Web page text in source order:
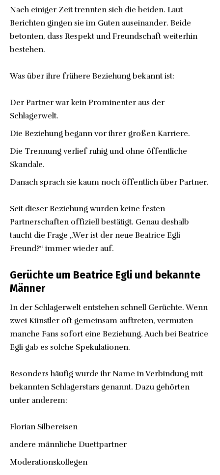
Nach einiger Zeit trennten sich die beiden. Laut
Berichten gingen sie im Guten auseinander. Beide
betonten, dass Respekt und Freundschaft weiterhin
bestehen.
Was über ihre frühere Beziehung bekannt ist:
Der Partner war kein Prominenter aus der
Schlagerwelt.
Die Beziehung begann vor ihrer großen Karriere.
Die Trennung verlief ruhig und ohne öffentliche
Skandale.
Danach sprach sie kaum noch öffentlich über Partner.
Seit dieser Beziehung wurden keine festen
Partnerschaften offiziell bestätigt. Genau deshalb
taucht die Frage „Wer ist der neue Beatrice Egli
Freund?“ immer wieder auf.
Gerüchte um Beatrice Egli und bekannte
Männer
In der Schlagerwelt entstehen schnell Gerüchte. Wenn
zwei Künstler oft gemeinsam auftreten, vermuten
manche Fans sofort eine Beziehung. Auch bei Beatrice
Egli gab es solche Spekulationen.
Besonders häufig wurde ihr Name in Verbindung mit
bekannten Schlagerstars genannt. Dazu gehörten
unter anderem:
Florian Silbereisen
andere männliche Duettpartner
Moderationskollegen